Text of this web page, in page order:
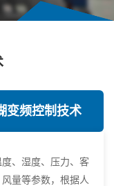
变频控制技术
、湿度、压力、客
风量等参数，根据人